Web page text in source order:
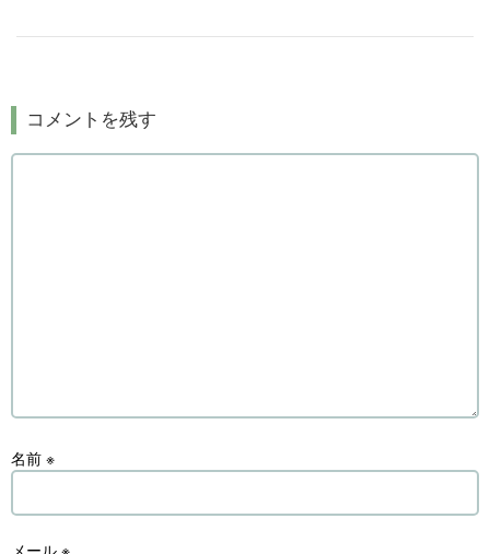
コメントを残す
名前 ※